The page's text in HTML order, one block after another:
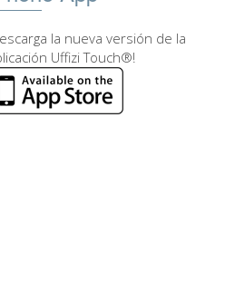
la nueva versión de la
Uffizi Touch®!